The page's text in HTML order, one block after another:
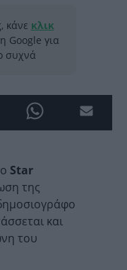
κάνε κλικ
Google για
συχνά
Star
της
και
του